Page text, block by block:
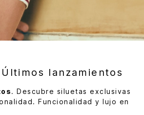
lanzamientos
. Descubre siluetas exclusivas
Funcionalidad y lujo en